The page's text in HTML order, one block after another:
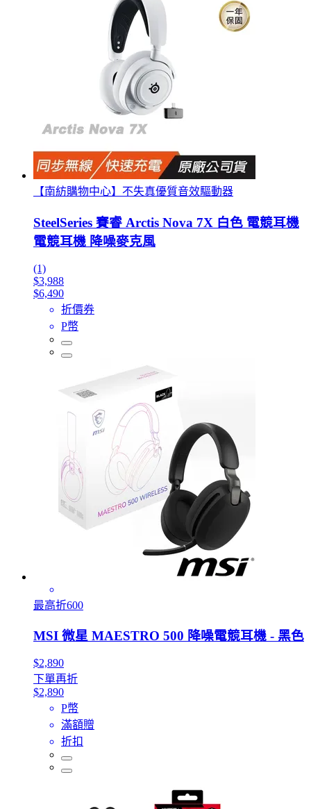
【南紡購物中心】不失真優質音效驅動器
SteelSeries 賽睿 Arctis Nova 7X 白色 電競耳機
電競耳機 降噪麥克風
(1)
$3,988
$6,490
折價券
P幣
最高折600
MSI 微星 MAESTRO 500 降噪電競耳機 - 黑色
$2,890
下單再折
$2,890
P幣
滿額贈
折扣